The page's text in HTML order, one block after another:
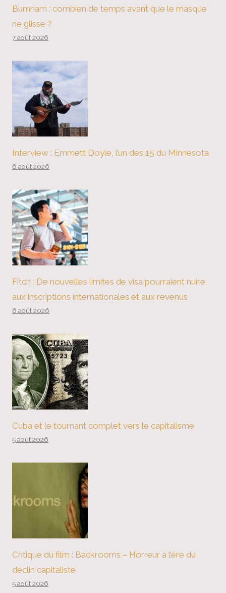
Burnham : combien de temps avant que le masque
ne glisse ?
7 août 2026
Interview : Emmett Doyle, l’un des 15 du Minnesota
6 août 2026
Fitch : De nouvelles limites de visa pourraient nuire
aux inscriptions internationales et aux revenus
6 août 2026
Cuba et le tournant complet vers le capitalisme
5 août 2026
Critique du film : Backrooms – Horreur à l’ère du
déclin capitaliste
5 août 2026